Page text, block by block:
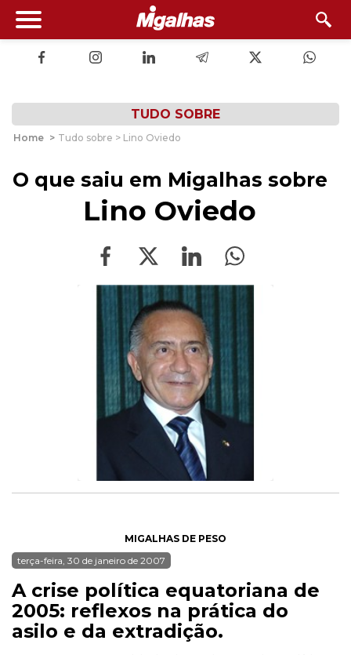
TUDO SOBRE
Home > Tudo sobre > Lino Oviedo
O que saiu em Migalhas sobre
Lino Oviedo
MIGALHAS DE PESO
terça-feira, 30 de janeiro de 2007
A crise política equatoriana de
2005: reflexos na prática do
asilo e da extradição.